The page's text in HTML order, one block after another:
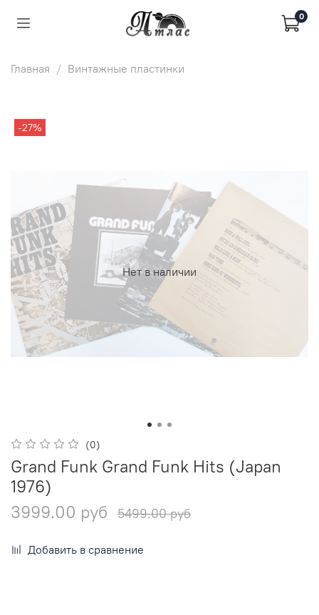
0
Главная Винтажные пластинки
Нет в наличии
-27%
(0)
Grand Funk Grand Funk Hits (Japan
1976)
3999.00 руб
5499.00 руб
Добавить в сравнение